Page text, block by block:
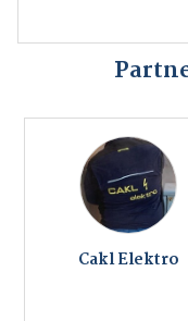
Cakl Elektro